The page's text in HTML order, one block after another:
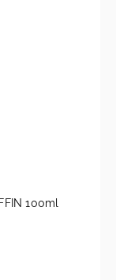
100ml